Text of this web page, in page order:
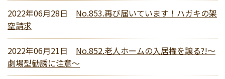
2022年06月28日
No.853.再び届いています！ハガキの架
空請求
2022年06月21日
No.852.老人ホームの入居権を譲る?!～
劇場型勧誘に注意～